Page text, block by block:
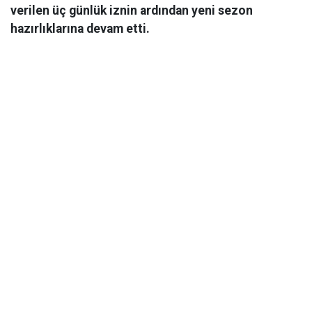
verilen üç günlük iznin ardından yeni sezon
hazırlıklarına devam etti.